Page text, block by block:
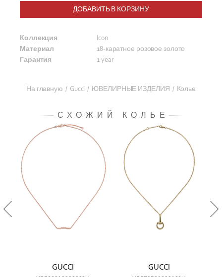
ДОБАВИТЬ В КОРЗИНУ
Коллекция
Icon
Материал
18-каратное розовое золото
Гарантия
1 year
На главную / Gucci / ЮВЕЛИРНЫЕ ИЗДЕЛИЯ / Колье
СХОЖИЙ КОЛЬЕ
GUCCI GUCCI